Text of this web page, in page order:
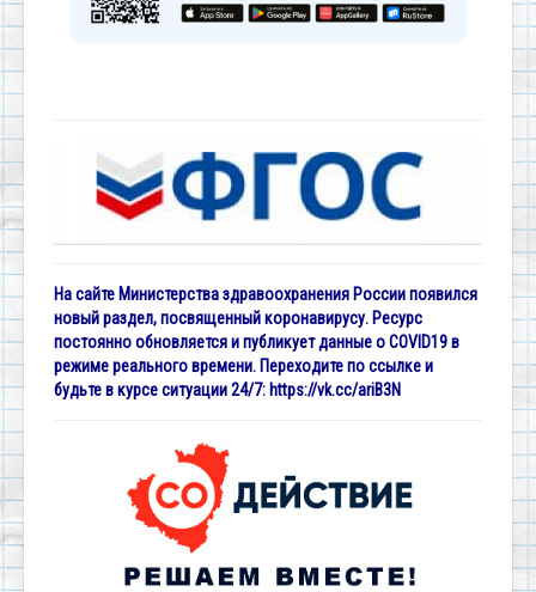
На сайте Министерства здравоохранения России появился
новый раздел, посвященный коронавирусу. Ресурс
постоянно обновляется и публикует данные о COVID19 в
режиме реального времени. Переходите по ссылке и
будьте в курсе ситуации 24/7: https://vk.cc/ariB3N